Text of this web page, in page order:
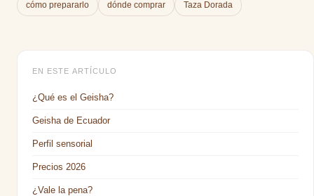
florales.
con altitud y proceso postcosecha. El Geisha de Café
cómo prepararlo dónde comprar Taza Dorada
EN ESTE ARTÍCULO
¿Qué es el Geisha?
Geisha de Ecuador
Perfil sensorial
Precios 2026
¿Vale la pena?